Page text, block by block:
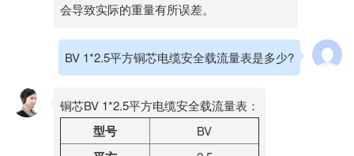
会导致实际的重量有所误差。
BV 1*2.5平方铜芯电缆安全载流量表是多少?
铜芯BV 1*2.5平方电缆安全载流量表：
型号 BV